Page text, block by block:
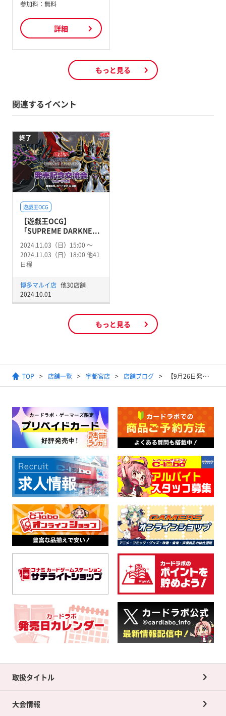
参加料： 無料
詳細
もっと見る
関連するイベント
終了
遊戯王OCG
【遊戯王OCG】
「SUPREME DARKNE...
2024.11.03（日）15:00 〜
2024.11.03（日）18:00 他41
日程
博多マルイ店 他30店舗
2024.10.01
もっと見る
TOP 店舗一覧 宇都宮店 店舗ブログ 【9月26日発売】『遊☆戯☆王 ORIGINAL ARTWORK COLLECTION (仮)』抽選予約・販売のお知らせ
取扱タイトル
大会情報